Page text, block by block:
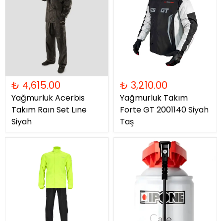
₺ 4,615.00
Yağmurluk Acerbis
Takım Raın Set Lıne
Siyah
₺ 3,210.00
Yağmurluk Takım
Forte GT 2001140 Siyah
Taş